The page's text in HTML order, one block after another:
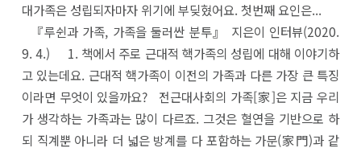
대가족은 성립되자마자 위기에 부딪혔어요. 첫번째 요인은...
『루쉰과 가족, 가족을 둘러싼 분투』 지은이 인터뷰(2020.
9. 4.) 1. 책에서 주로 근대적 핵가족의 성립에 대해 이야기하
고 있는데요. 근대적 핵가족이 이전의 가족과 다른 가장 큰 특징
이라면 무엇이 있을까요? 전근대사회의 가족[家]은 지금 우리
가 생각하는 가족과는 많이 다르죠. 그것은 혈연을 기반으로 하
되 직계뿐 아니라 더 넓은 방계를 다 포함하는 가문(家門)과 같